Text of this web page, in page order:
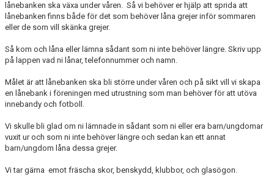
lånebanken ska växa under våren. Så vi behöver er hjälp att sprida att
lånebanken finns både för det som behöver låna grejer inför sommaren
eller de som vill skänka grejer.
Så kom och låna eller lämna sådant som ni inte behöver längre. Skriv upp
på lappen vad ni lånar, telefonnummer och namn.
Målet är att lånebanken ska bli större under våren och på sikt vill vi skapa
en lånebank i föreningen med utrustning som man behöver för att utöva
innebandy och fotboll.
Vi skulle bli glad om ni lämnade in sådant som ni eller era barn/ungdomar
vuxit ur och som ni inte behöver längre och sedan kan ett annat
barn/ungdom låna dessa grejer.
Vi tar gärna emot fräscha skor, benskydd, klubbor, och glasögon.